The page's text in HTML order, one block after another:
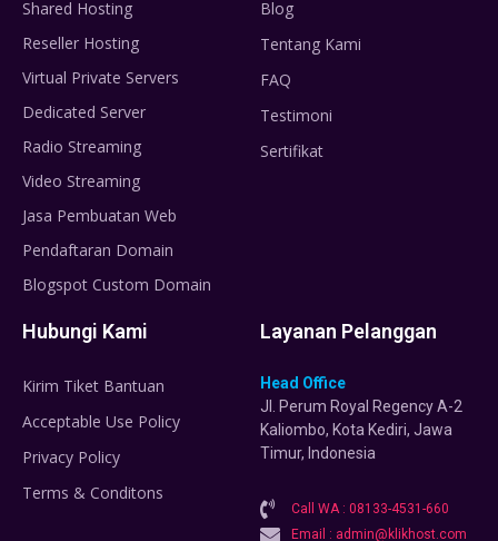
Shared Hosting
Reseller Hosting
Virtual Private Servers
Dedicated Server
Radio Streaming
Video Streaming
Jasa Pembuatan Web
Pendaftaran Domain
Blogspot Custom Domain
Blog
Tentang Kami
FAQ
Testimoni
Sertifikat
Hubungi Kami
Kirim Tiket Bantuan
Acceptable Use Policy
Privacy Policy
Terms & Conditons
Layanan Pelanggan
Head Office
Jl. Perum Royal Regency A-2
Kaliombo, Kota Kediri, Jawa
Timur, Indonesia
Call WA : 08133-4531-660
Email : admin@klikhost.com